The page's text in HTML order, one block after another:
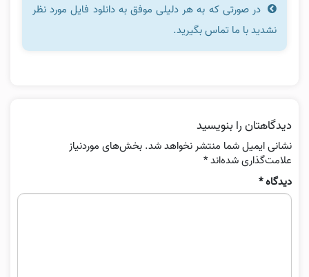
در صورتی که به هر دلیلی موفق به دانلود فایل مورد نظر
نشدید با ما تماس بگیرید.
دیدگاهتان را بنویسید
نشانی ایمیل شما منتشر نخواهد شد. بخش‌های موردنیاز
علامت‌گذاری شده‌اند*
دیدگاه*